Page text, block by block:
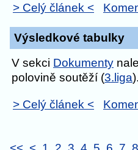
> Celý článek <
Výsledkové tabulky
V sekci Dokumenty
polovině soutěží (3.liga
> Celý článek <